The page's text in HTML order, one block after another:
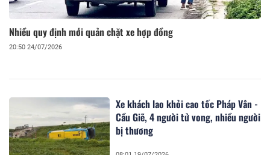
Nhiều quy định mới quản chặt xe hợp đồng
20:50 24/07/2026
Xe khách lao khỏi cao tốc Pháp Vân -
Cầu Giẽ, 4 người tử vong, nhiều người
bị thương